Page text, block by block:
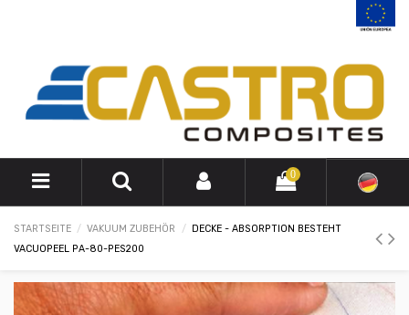
0
STARTSEITE VAKUUM ZUBEHÖR
DECKE - ABSORPTION BESTEHT
VACUOPEEL PA-80-PES200